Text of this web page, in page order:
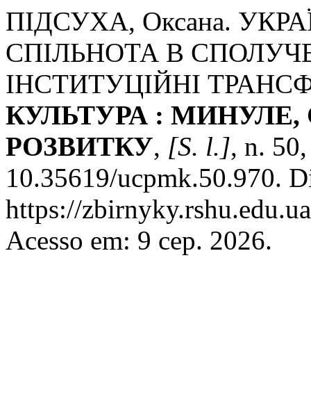
ПІДСУХА, Оксана.
СПІЛЬНОТА В
ІНСТИТУЦІЙНІ
КУЛЬТУРА :
РОЗВИТКУ, [S. l.], n.
10.35619/ucpmk.50.970.
https://
Acesso em: 9 сер. 2026.